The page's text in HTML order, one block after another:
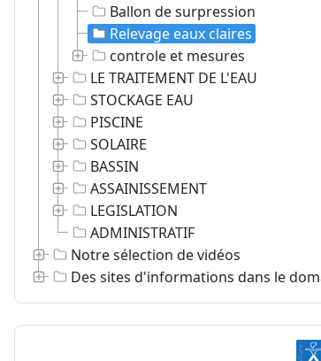
Ballon de surpression
Relevage eaux claires
controle et mesures
LE TRAITEMENT DE L'EAU
STOCKAGE EAU
PISCINE
SOLAIRE
BASSIN
ASSAINISSEMENT
LEGISLATION
ADMINISTRATIF
Notre sélection de vidéos
Des sites d'informations dans le